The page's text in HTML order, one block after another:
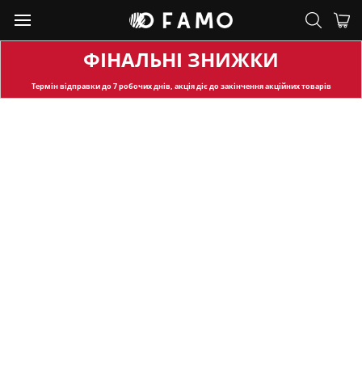
ФІНАЛЬНІ ЗНИЖКИ
Термін відправкидо 7 робочих днів, акція діє до закінчення акційних товарів